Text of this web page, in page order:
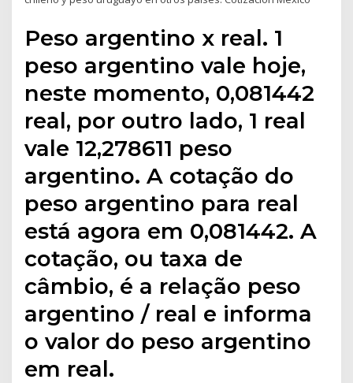
Peso argentino x real. 1
peso argentino vale hoje,
neste momento, 0,081442
real, por outro lado, 1 real
vale 12,278611 peso
argentino. A cotação do
peso argentino para real
está agora em 0,081442. A
cotação, ou taxa de
câmbio, é a relação peso
argentino / real e informa
o valor do peso argentino
em real.